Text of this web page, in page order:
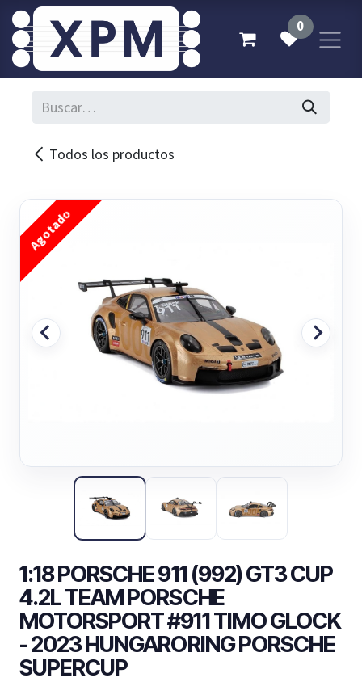
Ir al contenido
0
Todos los productos
Agotado
1:18 PORSCHE 911 (992) GT3 CUP
4.2L TEAM PORSCHE
MOTORSPORT #911 TIMO GLOCK
- 2023 HUNGARORING PORSCHE
SUPERCUP